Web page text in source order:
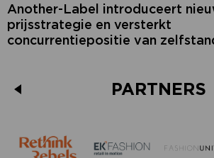
Another-Label introduceert
prijsstrategie en versterkt
concurrentiepositie van
PARTNERS